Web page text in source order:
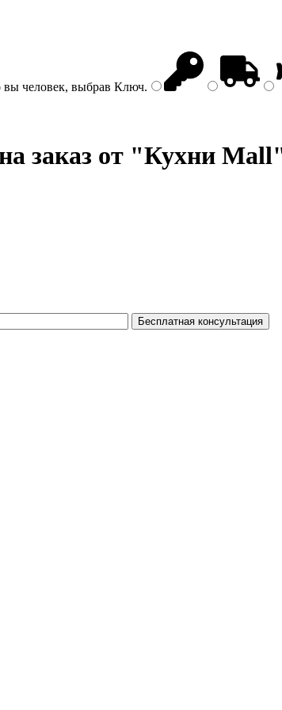
человек, выбрав Ключ.
заказ от "Кухни